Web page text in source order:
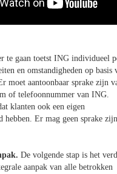
te gaan toetst ING individueel
en omstandigheden op basis
moet aantoonbaar sprake zijn
of telefoonnummer van ING.
klanten ook een eigen
hebben. Er mag geen sprake
De volgende stap is het
aanpak van alle betrokken